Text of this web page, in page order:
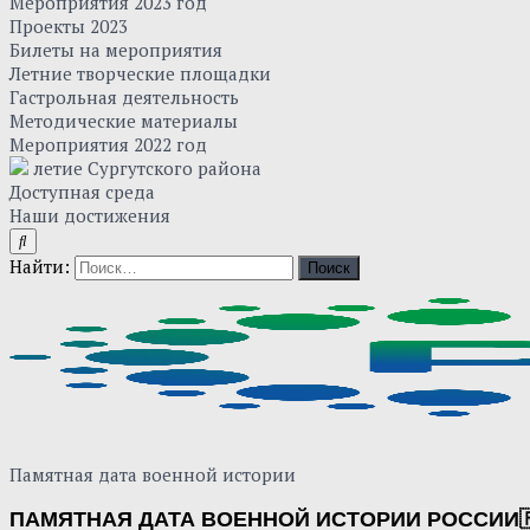
Проекты 2023
Билеты на мероприятия
Летние творческие площадки
Гастрольная деятельность
Методические материалы
Мероприятия 2022 год
летие Сургутского района
Доступная среда
Наши достижения
Найти:
Памятная дата военной истории
ПАМЯТНАЯ ДАТА ВОЕННОЙ ИСТОРИИ